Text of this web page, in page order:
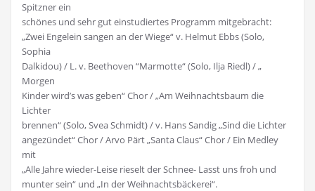
Spitzner ein
schönes und sehr gut einstudiertes Programm mitgebracht:
„Zwei Engelein sangen an der Wiege“ v. Helmut Ebbs (Solo,
Sophia
Dalkidou) / L. v. Beethoven “Marmotte“ (Solo, Ilja Riedl) / „
Morgen
Kinder wird’s was geben“ Chor / „Am Weihnachtsbaum die
Lichter
brennen“ (Solo, Svea Schmidt) / v. Hans Sandig „Sind die Lichter
angezündet“ Chor / Arvo Pärt „Santa Claus“ Chor / Ein Medley
mit
„Alle Jahre wieder-Leise rieselt der Schnee- Lasst uns froh und
munter sein“ und „In der Weihnachtsbäckerei“.